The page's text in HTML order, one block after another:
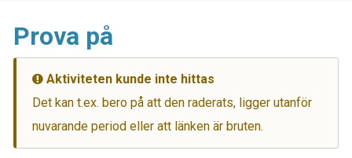
Prova på
Aktiviteten kunde inte hittas
Det kan t.ex. bero på att den raderats, ligger utanför
nuvarande period eller att länken är bruten.